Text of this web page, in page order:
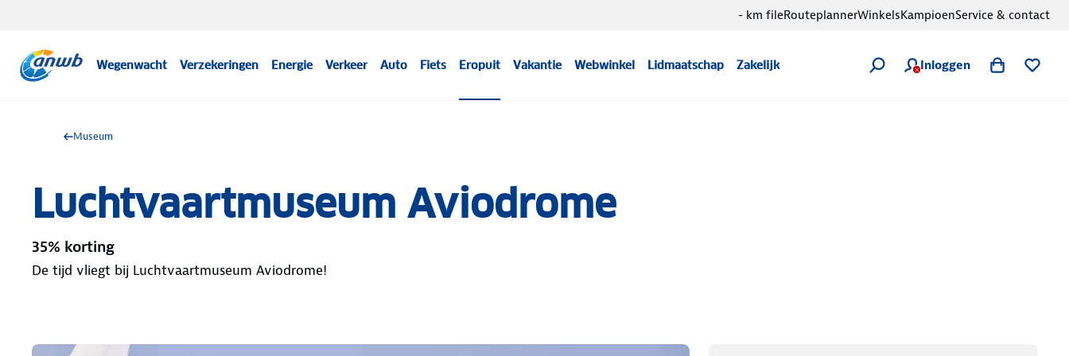
Wegenwacht Verzekeringen Energie Verkeer Auto Fiets Eropuit Vakantie Webwinkel Lidmaatschap Zakelijk Inloggen
- km fileRouteplannerWinkelsKampioenService & contact
Museum
Luchtvaartmuseum Aviodrome
35% korting
De tijd vliegt bij Luchtvaartmuseum Aviodrome!